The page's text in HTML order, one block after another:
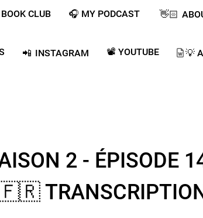
CLUB 🎧 MY PODCAST ​ 👋🏻
📲 INSTAGRAM 📽️ YOUTUBE 💡​
2 - ÉPISODE
🇫🇷​